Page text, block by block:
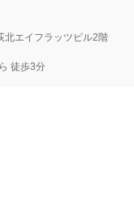
北エイフラッツビル2階
徒歩3分